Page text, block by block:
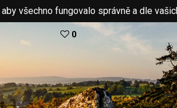
všechno fungovalo správně a dle
0